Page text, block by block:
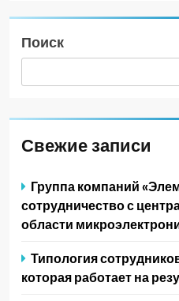
Поиск
Свежие записи
Группа компаний
сотрудничество с
области
Типология
которая работает на